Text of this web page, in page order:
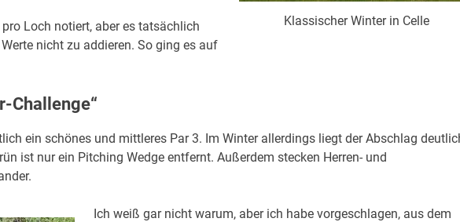
Klassischer Winter in Celle
Loch notiert, aber es tatsächlich
nicht zu addieren. So ging es auf
Challenge“
ein schönes und mittleres Par 3. Im Winter allerdings liegt der Abschlag
ist nur ein Pitching Wedge entfernt. Außerdem stecken Herren- und
Ich weiß gar nicht warum, aber ich habe vorgeschlagen, aus dem